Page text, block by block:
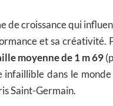
de croissance qui
et sa créativité.
moyenne de 1 m 69
dans le
Saint-Germain.